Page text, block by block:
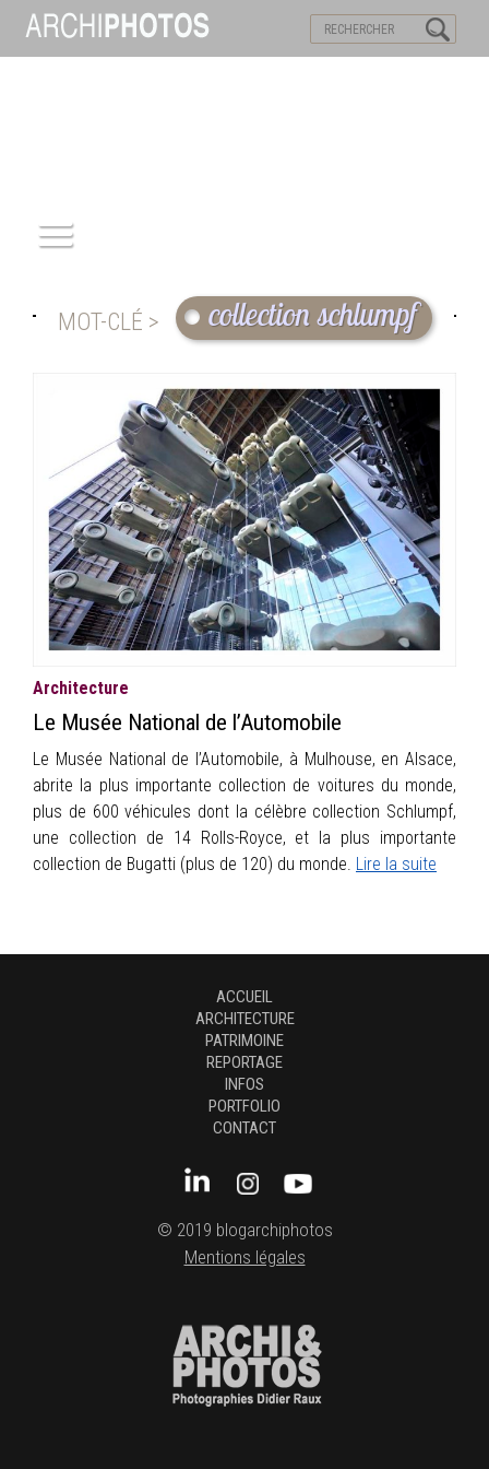
REPORTAGE
INFOS
PORTFOLIO
CONTACT
MOT-CLÉ > collection schlumpf
Architecture
Le Musée National de l’Automobile
Le Musée National de l’Automobile, à Mulhouse, en Alsace,
abrite la plus importante collection de voitures du monde,
plus de 600 véhicules dont la célèbre collection Schlumpf,
une collection de 14 Rolls-Royce, et la plus importante
collection de Bugatti (plus de 120) du monde. Lire la suite
ACCUEIL
ARCHITECTURE
PATRIMOINE
REPORTAGE
INFOS
PORTFOLIO
CONTACT
© 2019 blogarchiphotos
Mentions légales